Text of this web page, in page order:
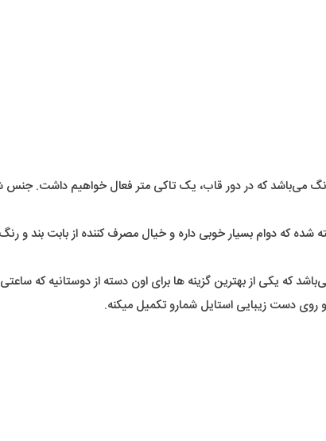
که در دور قاب، یک تاکی متر فعال خواهیم داشت. جنس
شده که دوام بسیار خوبی داره و خیال مصرف کننده از بابت بند
که یکی از بهترین گزینه ها برای اون دسته از دوستانیه که
روی دست زیبایی استایل شمارو تکمیل میکنه.